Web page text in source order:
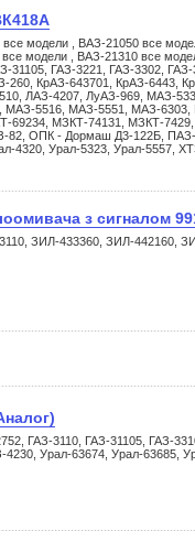
модели , ВАЗ-21050 все
модели , ВАЗ-21310 все
31105, ГАЗ-3221, ГАЗ-3302, ГАЗ-
КрАЗ-643701, КрАЗ-6443,
ЛАЗ-4207, ЛуАЗ-969, МАЗ-
5516, МАЗ-5551, МАЗ-6303,
69234, МЗКТ-74131, МЗКТ-7429,
ОПК - Дормаш Д3-122Б, ПАЗ-
4320, Урал-5323, Урал-5557,
з сигналом
ЗИЛ-433360, ЗИЛ-442160,
ГАЗ-3110, ГАЗ-31105, ГАЗ-
Урал-63674, Урал-63685,